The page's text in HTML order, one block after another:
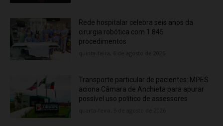
Rede hospitalar celebra seis anos da
cirurgia robótica com 1.845
procedimentos
Transporte particular de pacientes: MPES
aciona Câmara de Anchieta para apurar
possível uso político de assessores